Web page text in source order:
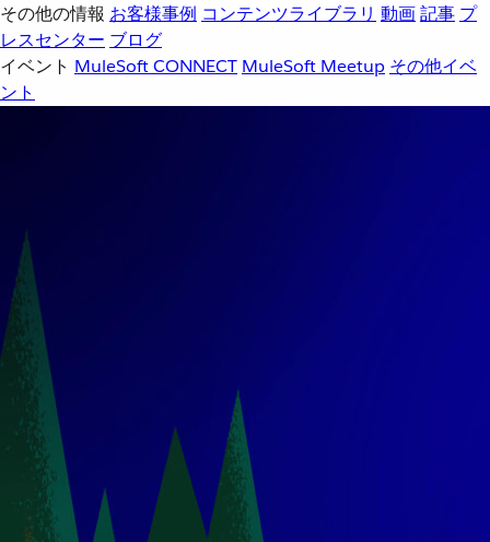
その他の情報 お客様事例 コンテンツライブラリ 動画記事 プ
レスセンター ブログ
イベント MuleSoft CONNECT MuleSoft Meetup その他イベ
ント